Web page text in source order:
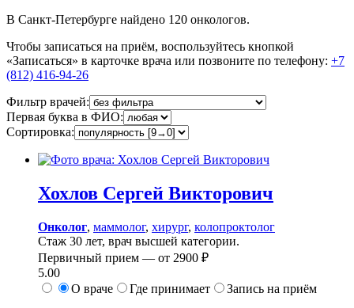
В Санкт-Петербурге найдено 120 онкологов.
Чтобы записаться на приём, воспользуйтесь кнопкой
«Записаться» в карточке врача или позвоните по телефону: +7
(812) 416-94-26
Фильтр врачей:
Первая буква в ФИО:
Сортировка:
Хохлов Сергей Викторович
Онколог, маммолог, хирург, колопроктолог
Стаж 30 лет, врач высшей категории.
Первичный прием — от 2900 ₽
5.00
О враче
Где принимает Запись на приём